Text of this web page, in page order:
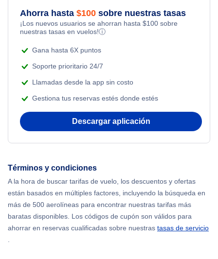
Ahorra hasta $100 sobre nuestras tasas
¡Los nuevos usuarios se ahorran hasta $100 sobre
nuestras tasas en vuelos!ⓘ
Gana hasta 6X puntos
Soporte prioritario 24/7
Llamadas desde la app sin costo
Gestiona tus reservas estés donde estés
Descargar aplicación
Términos y condiciones
A la hora de buscar tarifas de vuelo, los descuentos y ofertas
están basados en múltiples factores, incluyendo la búsqueda en
más de 500 aerolíneas para encontrar nuestras tarifas más
baratas disponibles. Los códigos de cupón son válidos para
ahorrar en reservas cualificadas sobre nuestras tasas de servicio
.